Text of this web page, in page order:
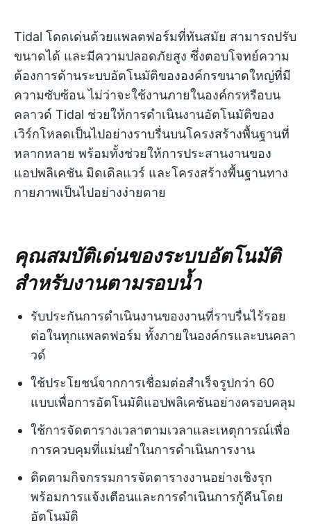
Tidal โดดเด่นด้วยแพลตฟอร์มที่ทันสมัย สามารถปรับ
ขนาดได้ และมีความปลอดภัยสูง ซึ่งตอบโจทย์ความ
ต้องการด้านระบบอัตโนมัติขององค์กรขนาดใหญ่ที่มี
ความซับซ้อน ไม่ว่าจะใช้งานภายในองค์กรหรือบน
คลาวด์ Tidal ช่วยให้การดำเนินงานอัตโนมัติของ
เวิร์กโหลดเป็นไปอย่างราบรื่นบนโครงสร้างพื้นฐานที่
หลากหลาย พร้อมทั้งช่วยให้การประสานงานของ
แอปพลิเคชัน มิดเดิลแวร์ และโครงสร้างพื้นฐานทาง
กายภาพเป็นไปอย่างง่ายดาย
คุณสมบัติเด่นของระบบอัตโนมัติ
สำหรับงานตามรอบน้ำ
รับประกันการดำเนินงานของงานที่ราบรื่นไร้รอย
ต่อในทุกแพลตฟอร์ม ทั้งภายในองค์กรและบนคลา
วด์
ใช้ประโยชน์จากการเชื่อมต่อสำเร็จรูปกว่า 60
แบบเพื่อการอัตโนมัติแอปพลิเคชันอย่างครอบคลุม
ใช้การจัดตารางเวลาตามเวลาและเหตุการณ์เพื่อ
การควบคุมที่แม่นยำในการดำเนินการงาน
ติดตามกิจกรรมการจัดตารางงานอย่างเชิงรุก
พร้อมการแจ้งเตือนและการดำเนินการกู้คืนโดย
อัตโนมัติ